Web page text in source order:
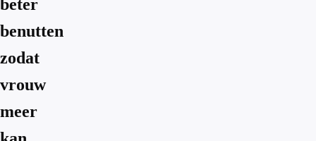
beter
benutten
zodat
vrouw
meer